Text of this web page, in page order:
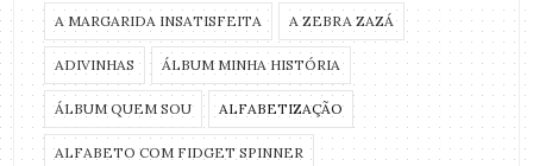
A MARGARIDA INSATISFEITA A ZEBRA ZAZÁ
ADIVINHAS ÁLBUM MINHA HISTÓRIA
ÁLBUM QUEM SOU ALFABETIZAÇÃO
ALFABETO COM FIDGET SPINNER